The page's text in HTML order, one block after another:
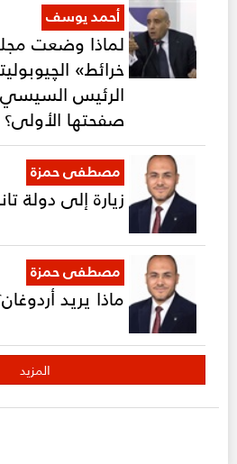
أحمد يوسف
لماذا وضعت
خرائط»
الرئيس
صفحتها الأولى؟
مصطفى حمزة
زيارة إلى دولة
مصطفى حمزة
ماذا يريد
المزيد